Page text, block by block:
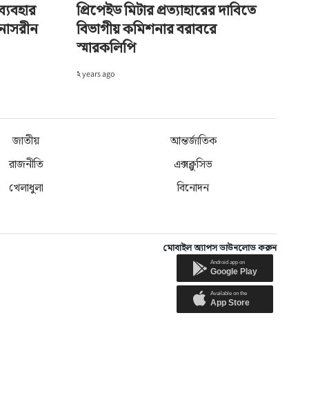
প্রিপেইড মিটার প্রত্যাহারের দাবিতে
বিভাগীয় কমিশনার বরাবরে
স্মারকলিপি
২ years ago
জাতীয়
আন্তর্জাতিক
রাজনীতি
এক্সক্লুসিভ
খেলাধুলা
বিনোদন
মোবাইল অ্যাপস ডাউনলোড করুন